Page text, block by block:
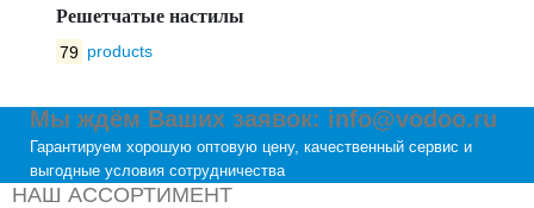
Решетчатые настилы
79 products
Мы ждём Ваших заявок: info@vodoo.ru
Гарантируем хорошую оптовую цену, качественный сервис и
выгодные условия сотрудничества
НАШ АССОРТИМЕНТ